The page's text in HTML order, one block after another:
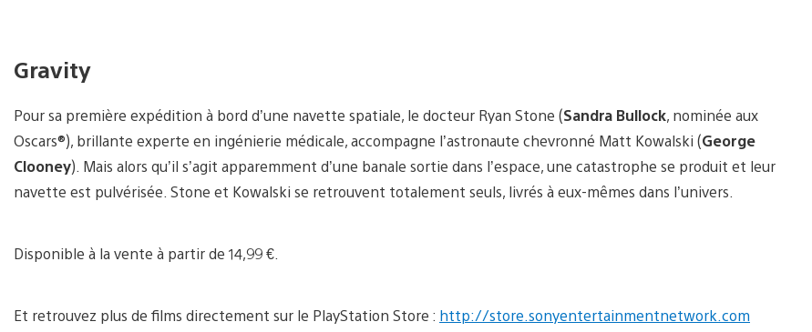
Gravity
Pour sa première expédition à bord d’une navette spatiale, le docteur Ryan Stone (Sandra Bullock, nominée aux
Oscars®), brillante experte en ingénierie médicale, accompagne l’astronaute chevronné Matt Kowalski (George
Clooney). Mais alors qu’il s’agit apparemment d’une banale sortie dans l’espace, une catastrophe se produit et leur
navette est pulvérisée. Stone et Kowalski se retrouvent totalement seuls, livrés à eux-mêmes dans l’univers.
Disponible à la vente à partir de 14,99 €.
Et retrouvez plus de films directement sur le PlayStation Store : http://store.sonyentertainmentnetwork.com